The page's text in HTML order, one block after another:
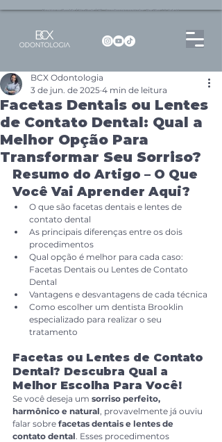
Dentista no Brooklin | São Paulo | SP Atendimento particular Rua Pitu, 72, Sala 65
Facetas Dentais ou Lentes
de Contato Dental: Qual a
Melhor Opção Para
Transformar Seu Sorriso?
BCX Odontologia
3 de jun. de 2025 4 min de leitura
Resumo do Artigo – O Que
Você Vai Aprender Aqui?
O que são facetas dentais e lentes de
contato dental
As principais diferenças entre os dois
procedimentos
Qual opção é melhor para cada caso:
Facetas Dentais ou Lentes de Contato
Dental
Vantagens e desvantagens de cada técnica
Como escolher um dentista Brooklin
especializado para realizar o seu
tratamento
Facetas ou Lentes de Contato
Dental? Descubra Qual a
Melhor Escolha Para Você!
Se você deseja um sorriso perfeito,
harmônico e natural, provavelmente já ouviu
falar sobre facetas dentais e lentes de
contato dental. Esses procedimentos